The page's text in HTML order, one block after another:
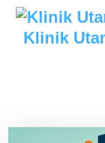
Skip
contentKlinik